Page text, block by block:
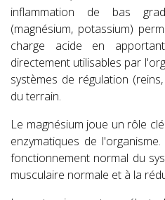
inflammation de bas
(magnésium, potassium)
charge acide en
directement utilisables par
systèmes de régulation
du terrain.
Le magnésium joue un rôle
enzymatiques de
fonctionnement normal du
musculaire normale et à la